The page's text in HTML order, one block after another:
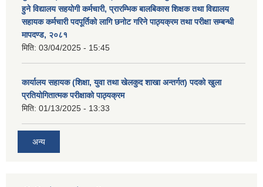
हुने विद्यालय सहयोगी कर्मचारी, प्रारम्भिक बालबिकास शिक्षक तथा विद्यालय
सहायक कर्मचारी पदपूर्तिको लागि छनोट गरिने पाठ्यक्रम तथा परीक्षा सम्बन्धी
मापदण्ड, २०८१
मिति: 03/04/2025 - 15:45
कार्यालय सहायक (शिक्षा, युवा तथा खेलकुद शाखा अन्तर्गत) पदको खुला
प्रतियोगितात्मक परीक्षाको पाठ्यक्रम
मिति: 01/13/2025 - 13:33
अन्य